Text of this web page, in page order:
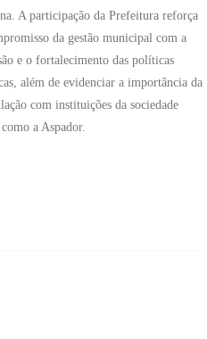
A participação da Prefeitura reforça
da gestão municipal com a
e o fortalecimento das políticas
além de evidenciar a importância da
com instituições da sociedade
a Aspador.